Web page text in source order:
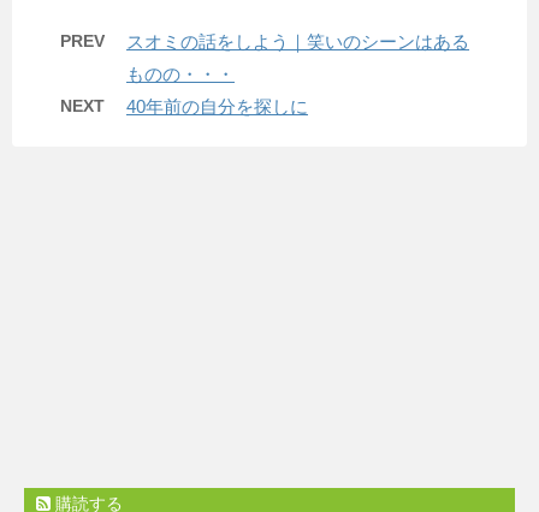
PREV
スオミの話をしよう｜笑いのシーンはある
ものの・・・
NEXT 40年前の自分を探しに
購読する